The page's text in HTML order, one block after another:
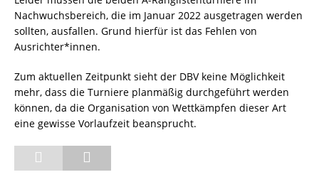
Nachwuchsbereich, die im Januar 2022 ausgetragen werden
sollten, ausfallen. Grund hierfür ist das Fehlen von
Ausrichter*innen.
Zum aktuellen Zeitpunkt sieht der DBV keine Möglichkeit
mehr, dass die Turniere planmäßig durchgeführt werden
können, da die Organisation von Wettkämpfen dieser Art
eine gewisse Vorlaufzeit beansprucht.